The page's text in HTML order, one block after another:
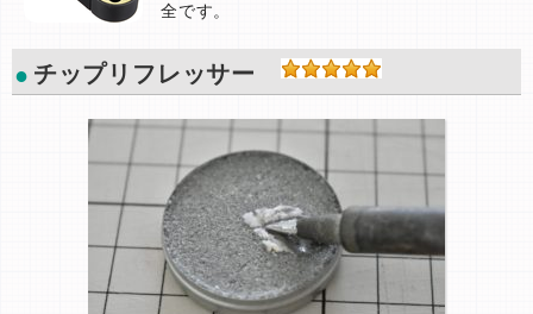
全です。
チップリフレッサー